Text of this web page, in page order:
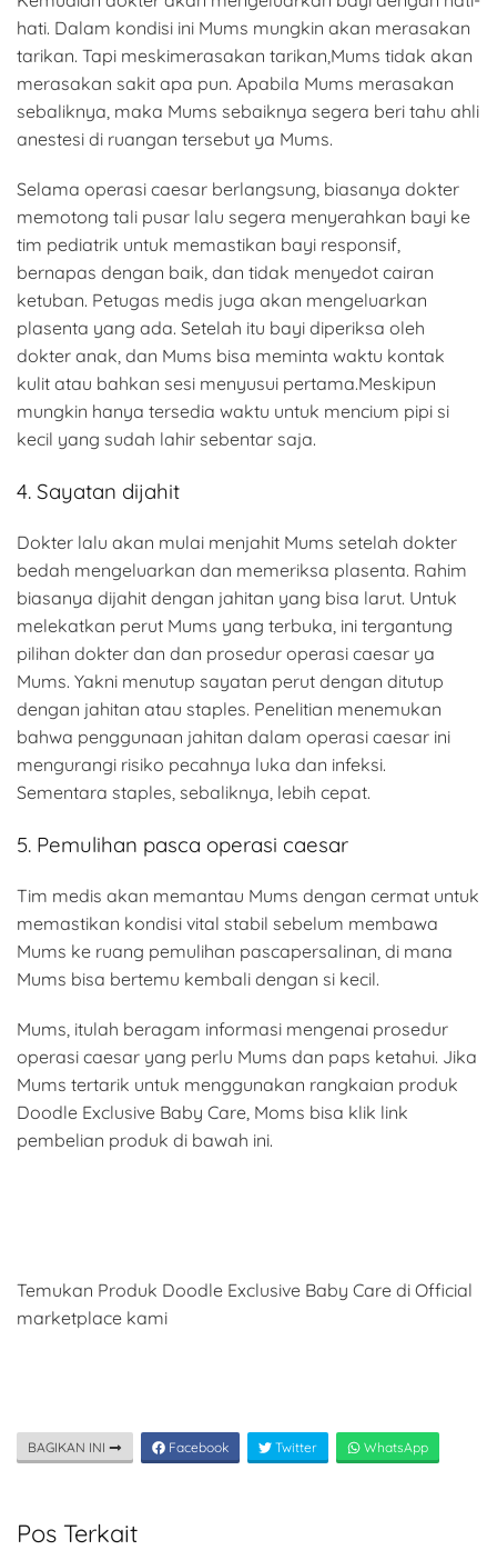
hati. Dalam kondisi ini Mums mungkin akan merasakan
tarikan. Tapi meskimerasakan tarikan,Mums tidak akan
merasakan sakit apa pun. Apabila Mums merasakan
sebaliknya, maka Mums sebaiknya segera beri tahu ahli
anestesi di ruangan tersebut ya Mums.
Selama operasi caesar berlangsung, biasanya dokter
memotong tali pusar lalu segera menyerahkan bayi ke
tim pediatrik untuk memastikan bayi responsif,
bernapas dengan baik, dan tidak menyedot cairan
ketuban. Petugas medis juga akan mengeluarkan
plasenta yang ada. Setelah itu bayi diperiksa oleh
dokter anak, dan Mums bisa meminta waktu kontak
kulit atau bahkan sesi menyusui pertama.Meskipun
mungkin hanya tersedia waktu untuk mencium pipi si
kecil yang sudah lahir sebentar saja.
4. Sayatan dijahit
Dokter lalu akan mulai menjahit Mums setelah dokter
bedah mengeluarkan dan memeriksa plasenta. Rahim
biasanya dijahit dengan jahitan yang bisa larut. Untuk
melekatkan perut Mums yang terbuka, ini tergantung
pilihan dokter dan dan prosedur operasi caesar ya
Mums. Yakni menutup sayatan perut dengan ditutup
dengan jahitan atau staples. Penelitian menemukan
bahwa penggunaan jahitan dalam operasi caesar ini
mengurangi risiko pecahnya luka dan infeksi.
Sementara staples, sebaliknya, lebih cepat.
5. Pemulihan pasca operasi caesar
Tim medis akan memantau Mums dengan cermat untuk
memastikan kondisi vital stabil sebelum membawa
Mums ke ruang pemulihan pascapersalinan, di mana
Mums bisa bertemu kembali dengan si kecil.
Mums, itulah beragam informasi mengenai prosedur
operasi caesar yang perlu Mums dan paps ketahui. Jika
Mums tertarik untuk menggunakan rangkaian produk
Doodle Exclusive Baby Care, Moms bisa klik link
pembelian produk di bawah ini.
Temukan Produk Doodle Exclusive Baby Care di Official
marketplace kami
BAGIKAN INI Facebook Twitter WhatsApp
Pos Terkait